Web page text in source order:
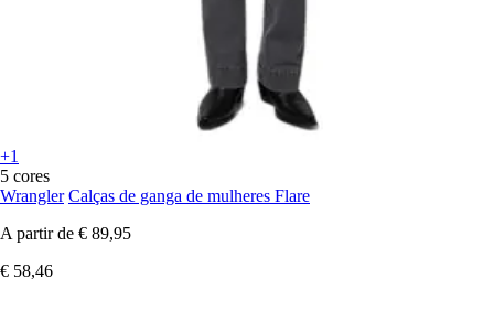
+1
5 cores
Wrangler Calças de ganga de mulheres Flare
A partir de € 89,95
€ 58,46